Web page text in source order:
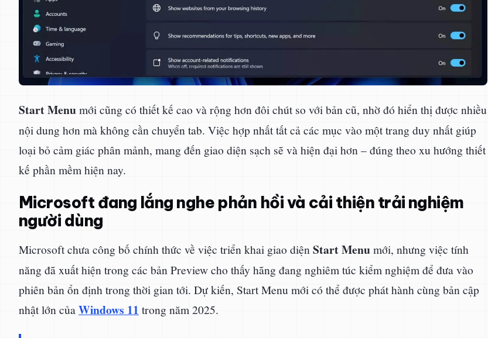
Start Menumới cũng có thiết kế cao và rộng hơn đôi chút so với bản cũ, nhờ đó hiển thị được nhiều
nội dung hơn mà không cần chuyển tab. Việc hợp nhất tất cả các mục vào một trang duy nhất giúp
loại bỏ cảm giác phân mảnh, mang đến giao diện sạch sẽ và hiện đại hơn – đúng theo xu hướng thiết
kế phần mềm hiện nay.
Microsoft đang lắng nghe phản hồi và cải thiện trải nghiệm
người dùng
Microsoft chưa công bố chính thức về việc triển khai giao diện Start Menumới, nhưng việc tính
năng đã xuất hiện trong các bản Preview cho thấy hãng đang nghiêm túc kiểm nghiệm để đưa vào
phiên bản ổn định trong thời gian tới. Dự kiến, Start Menu mới có thể được phát hành cùng bản cập
nhật lớn củaWindows 11 trong năm 2025.